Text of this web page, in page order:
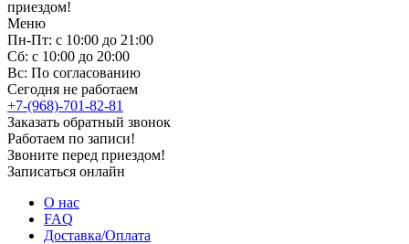
приездом!
Меню
Пн-Пт: с 10:00 до 21:00
Сб: с 10:00 до 20:00
Вс: По согласованию
Сегодня не работаем
+7-(968)-701-82-81
Заказать обратный звонок
Работаем по записи!
Звоните перед приездом!
Записаться онлайн
О нас
FAQ
Доставка/Оплата